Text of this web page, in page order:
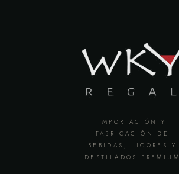
IMPORTACIÓN Y
FABRICACIÓN DE
BEBIDAS, LICORES Y
DESTILADOS PREMIUM